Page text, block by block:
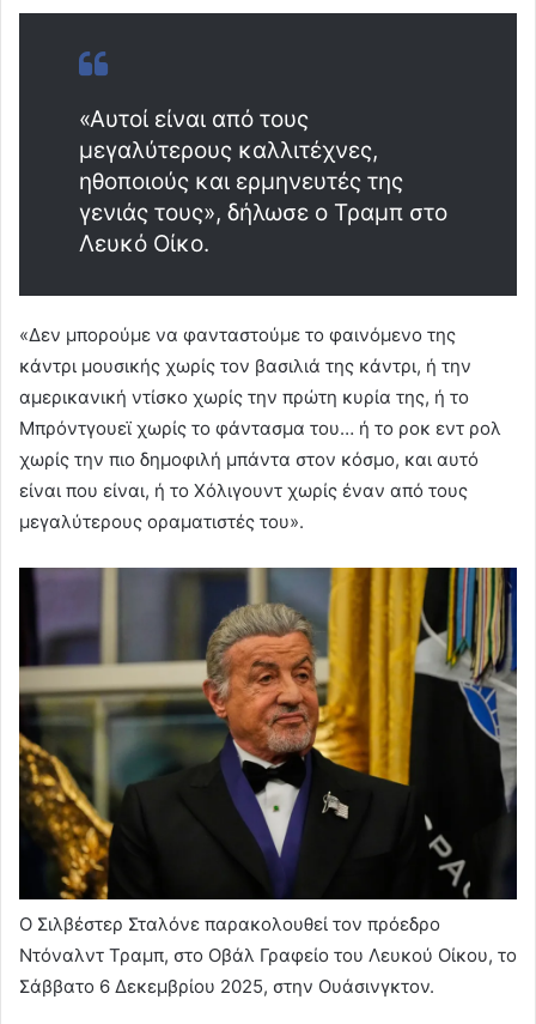
«Αυτοί είναι από τους
μεγαλύτερους καλλιτέχνες,
ηθοποιούς και ερμηνευτές της
γενιάς τους», δήλωσε ο Τραμπ στο
Λευκό Οίκο.
«Δεν μπορούμε να φανταστούμε το φαινόμενο της
κάντρι μουσικής χωρίς τον βασιλιά της κάντρι, ή την
αμερικανική ντίσκο χωρίς την πρώτη κυρία της, ή το
Μπρόντγουεϊ χωρίς το φάντασμα του… ή το ροκ εντ ρολ
χωρίς την πιο δημοφιλή μπάντα στον κόσμο, και αυτό
είναι που είναι, ή το Χόλιγουντ χωρίς έναν από τους
μεγαλύτερους οραματιστές του».
Ο Σιλβέστερ Σταλόνε παρακολουθεί τον πρόεδρο
Ντόναλντ Τραμπ, στο Οβάλ Γραφείο του Λευκού Οίκου, το
Σάββατο 6 Δεκεμβρίου 2025, στην Ουάσινγκτον.